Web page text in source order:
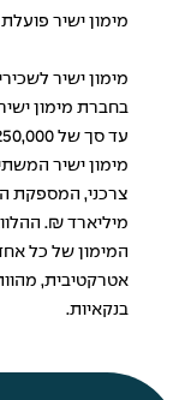
מימון ישיר
מימון ישיר
בחברת מימון
עד סך של 250,000 ₪ כנגד שיעבוד רכב.
מימון ישיר
צרכני, המספקת
מיליארד ₪.
המימון של כל
אטרקטיבית,
בנקאיות.